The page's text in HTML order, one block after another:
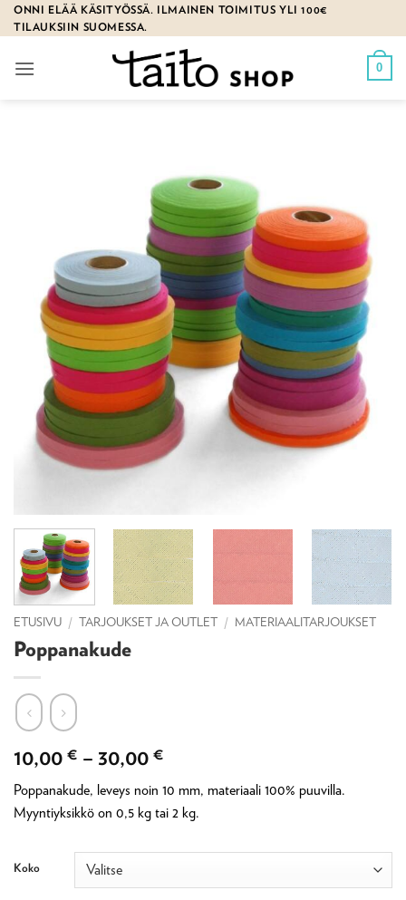
Skip
to
ONNI ELÄÄ KÄSITYÖSSÄ. ILMAINEN TOIMITUS YLI 100€
TILAUKSIIN SUOMESSA.
0
ETUSIVU / TARJOUKSET JA OUTLET / MATERIAALITARJOUKSET
Poppanakude
10,00 € – 30,00 €
-
30,00 €
Poppanakude, leveys noin 10 mm, materiaali 100% puuvilla.
Myyntiyksikkö on 0,5 kg tai 2 kg.
Koko